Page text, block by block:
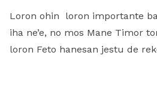
Loron ohin loron importante
iha ne’e, no mos Mane Timor
loron Feto hanesan jestu de